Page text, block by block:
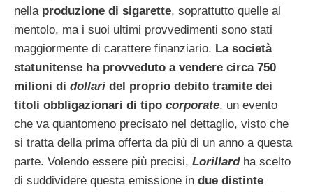
nella produzione di sigarette, soprattutto quelle al
mentolo, ma i suoi ultimi provvedimenti sono stati
maggiormente di carattere finanziario. La società
statunitense ha provveduto a vendere circa 750
milioni di dollari del proprio debito tramite dei
titoli obbligazionari di tipo corporate, un evento
che va quantomeno precisato nel dettaglio, visto che
si tratta della prima offerta da più di un anno a questa
parte. Volendo essere più precisi, Lorillardha scelto
di suddividere questa emissione in due distinte